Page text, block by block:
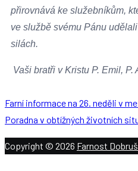
přirovnává ke služebníkům,
ve službě svému Pánu
silách.
Vaši bratři v Kristu P. Emil, P.
Farní informace na 26. neděli v
Poradna v obtížných životních
Copyright © 2026 Farnost